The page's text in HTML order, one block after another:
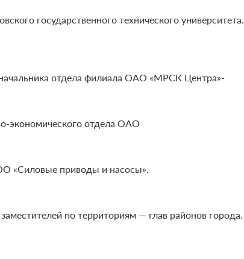
государственного технического университета.
отдела филиала ОАО «МРСК Центра»-
экономического отдела ОАО
«Силовые приводы и насосы».
по территориям — глав районов города.